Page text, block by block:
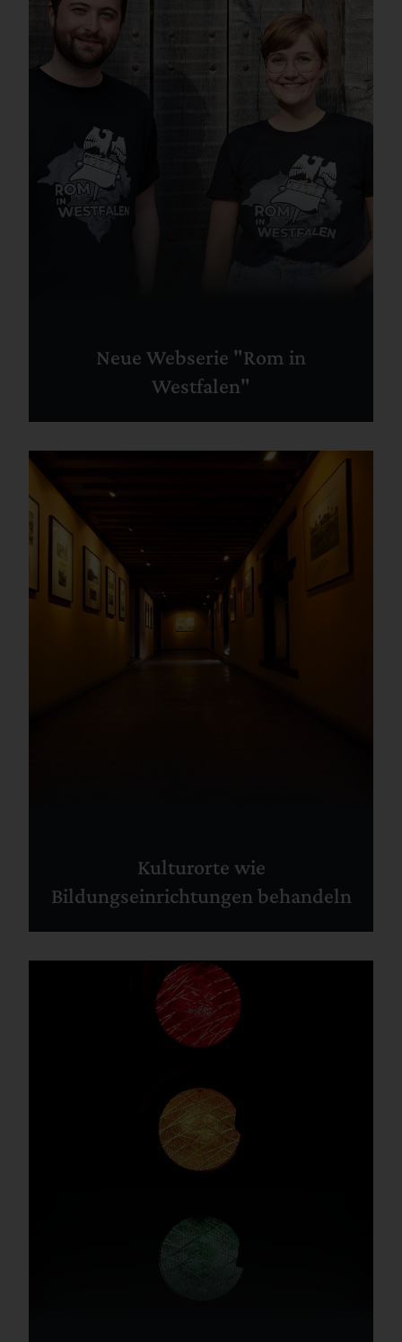
Neue Webserie "Rom in
Westfalen"
Kulturorte wie
Bildungseinrichtungen behandeln